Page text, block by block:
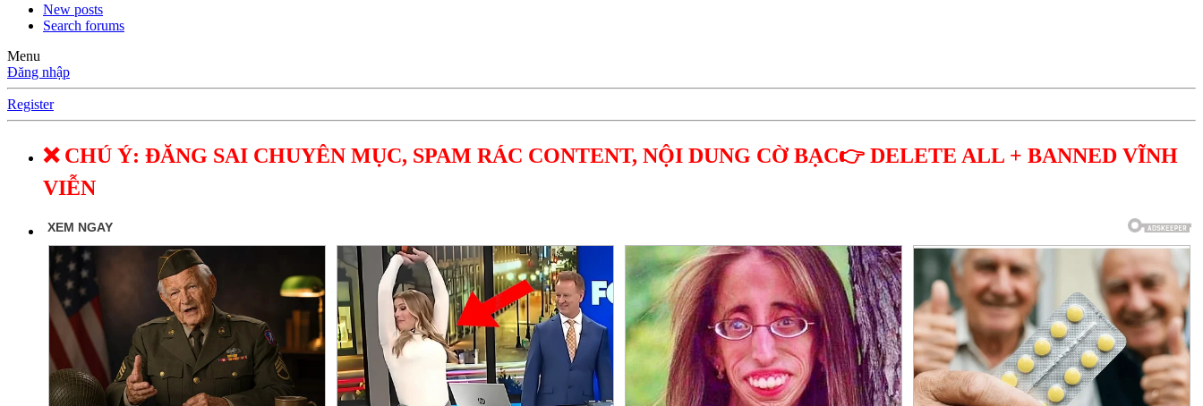
New posts
Search forums
Menu
Đăng nhập
Register
❌ CHÚ Ý: ĐĂNG SAI CHUYÊN MỤC, SPAM RÁC CONTENT, NỘI DUNG CỜ BẠC👉 DELETE ALL + BANNED VĨNH
VIỄN